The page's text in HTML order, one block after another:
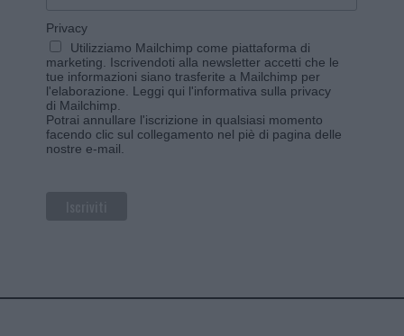
Privacy
Utilizziamo Mailchimp come piattaforma di
marketing. Iscrivendoti alla newsletter accetti che le
tue informazioni siano trasferite a Mailchimp per
l'elaborazione. Leggi qui l'informativa sulla privacy
di Mailchimp
Potrai annullare l'iscrizione in qualsiasi momento
facendo clic sul collegamento nel piè di pagina delle
nostre e-mail.